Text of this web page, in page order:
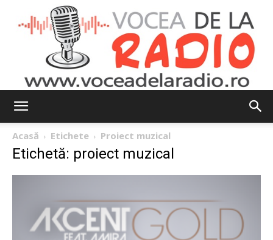
Acasă Etichete Proiect muzical
Etichetă: proiect muzical